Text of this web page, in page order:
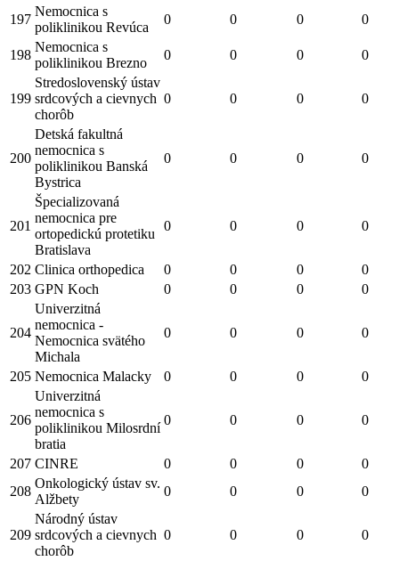
197
Nemocnica s
poliklinikou Revúca
0 0 0 0
198
Nemocnica s
poliklinikou Brezno
0 0 0 0
199
Stredoslovenský ústav
srdcových a cievnych
chorôb
0 0 0 0
200
Detská fakultná
nemocnica s
poliklinikou Banská
Bystrica
0 0 0 0
201
Špecializovaná
nemocnica pre
ortopedickú protetiku
Bratislava
0 0 0 0
202 Clinica orthopedica 0 0 0
0
203 GPN Koch 0 0 0 0
204
Univerzitná
nemocnica -
Nemocnica svätého
Michala
0 0 0 0
205 Nemocnica Malacky 0 0 0 0
206
Univerzitná
nemocnica s
poliklinikou Milosrdní
bratia
0 0 0 0
207 CINRE 0 0 0
0
208
Onkologický ústav sv.
Alžbety
0 0 0 0
209
Národný ústav
srdcových a cievnych
chorôb
0 0 0 0